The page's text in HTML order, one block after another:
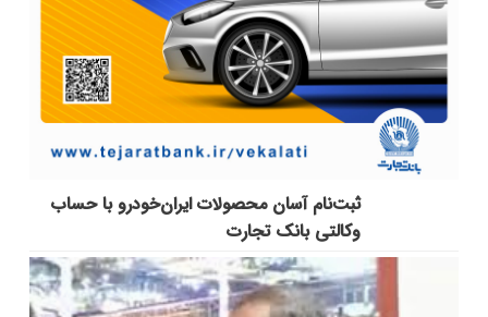
ثبت‌نام آسان محصولات ایران‌خودرو با حساب
وکالتی بانک تجارت